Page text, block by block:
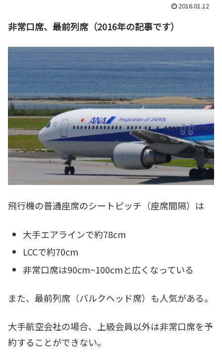
2016.01.12
非常口席、最前列席（2016年の記事です）
飛行機の普通座席のシートピッチ（座席間隔）は
大手エアラインで約78cm
LCCで約70cm
非常口席は90cm~100cmと広くなっている
また、最前列席（バルクヘッド席）も人気がある。
大手航空会社の場合、上級会員以外は非常口席を予
約することができない。